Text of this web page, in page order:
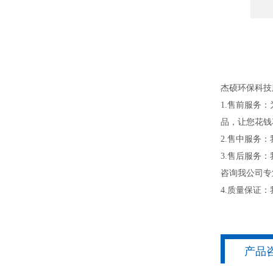
杰硕环保科
1.售前服务
品，让您花
2.售中服务：
3.售后服务：
咨询我公司
4.质量保证：
产品